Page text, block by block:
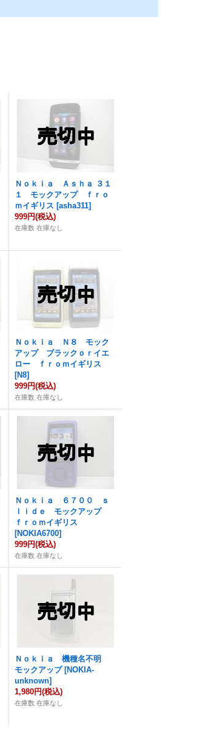
Ｎｏｋｉａ Ａｓｈａ ３１
１ モックアップ ｆｒｏ
ｍイギリス [asha311]
999円(税込)
在庫数 在庫なし
Ｎｏｋｉａ Ｎ８ モック
アップ ブラックｏｒイエ
ロー ｆｒｏｍイギリス
[N8]
999円(税込)
在庫数 在庫なし
Ｎｏｋｉａ ６７００ ｓ
ｌｉｄｅ モックアップ
ｆｒｏｍイギリス
[NOKIA6700]
999円(税込)
在庫数 在庫なし
Ｎｏｋｉａ 機種名不明
モックアップ [NOKIA-
unknown]
1,980円(税込)
在庫数 在庫なし